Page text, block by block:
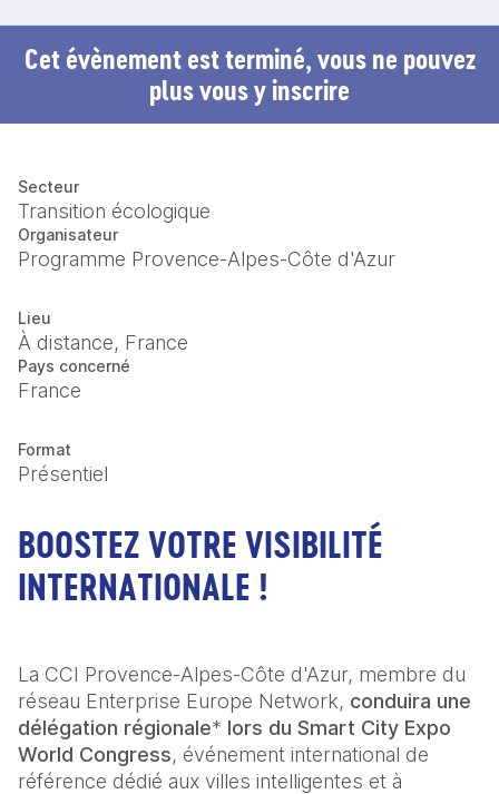
Cet évènement est terminé, vous ne pouvez
plus vous y inscrire
Secteur
Transition écologique
Organisateur
Programme Provence-Alpes-Côte d'Azur
Lieu
À distance, France
Pays concerné
France
Format
Présentiel
BOOSTEZ VOTRE VISIBILITÉ
INTERNATIONALE !
La CCI Provence-Alpes-Côte d'Azur, membre du
réseau Enterprise Europe Network, conduira une
délégation régionale* lors du Smart City Expo
World Congress, événement international de
référence dédié aux villes intelligentes et à